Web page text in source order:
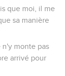
que moi, il me
sa manière
monte pas
arrivé pour